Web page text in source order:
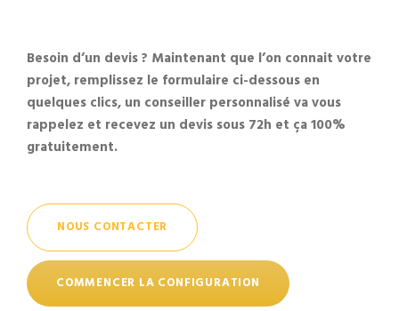
Besoin d’un devis ? Maintenant que l’on connait votre
projet, remplissez le formulaire ci-dessous en
quelques clics, un conseiller personnalisé va vous
rappelez et recevez un devis sous 72h et ça 100%
gratuitement.
NOUS CONTACTER
COMMENCER LA CONFIGURATION